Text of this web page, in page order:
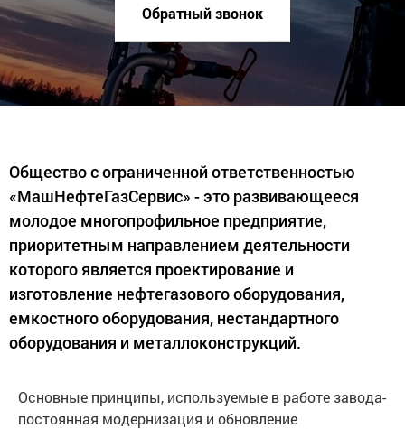
Обратный звонок
Общество с ограниченной ответственностью
«МашНефтеГазСервис» - это развивающееся
молодое многопрофильное предприятие,
приоритетным направлением деятельности
которого является проектирование и
изготовление нефтегазового оборудования,
емкостного оборудования, нестандартного
оборудования и металлоконструкций.
Основные принципы, используемые в работе завода-
постоянная модернизация и обновление